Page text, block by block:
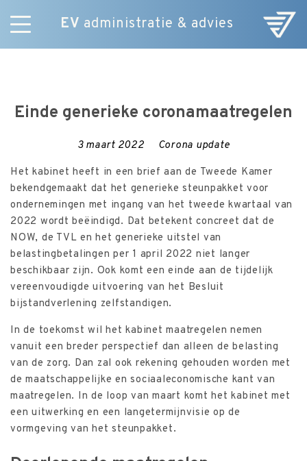
EV administratie & advies
Skip
Nieuws
Einde generieke coronamaatregelen
3 maart 2022 Corona update
Het kabinet heeft in een brief aan de Tweede Kamer
bekendgemaakt dat het generieke steunpakket voor
ondernemingen met ingang van het tweede kwartaal van
2022 wordt beëindigd. Dat betekent concreet dat de
NOW, de TVL en het generieke uitstel van
belastingbetalingen per 1 april 2022 niet langer
beschikbaar zijn. Ook komt een einde aan de tijdelijk
vereenvoudigde uitvoering van het Besluit
bijstandverlening zelfstandigen.
In de toekomst wil het kabinet maatregelen nemen
vanuit een breder perspectief dan alleen de belasting
van de zorg. Dan zal ook rekening gehouden worden met
de maatschappelijke en sociaaleconomische kant van
maatregelen. In de loop van maart komt het kabinet met
een uitwerking en een langetermijnvisie op de
vormgeving van het steunpakket.